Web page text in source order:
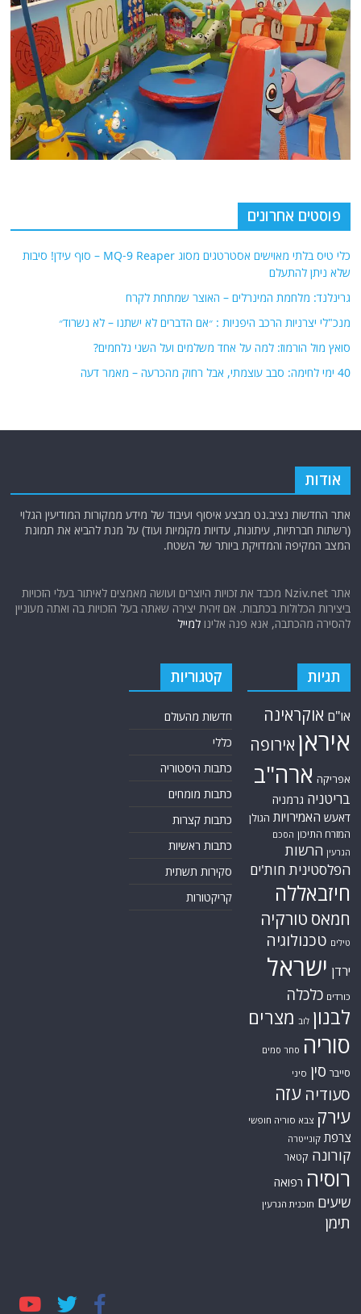
פוסטים אחרונים
כלי טיס בלתי מאוישים אסטרטגים מסוג MQ-9 Reaper – סוף עידן! סיבות
שלא ניתן להתעלם
גרינלנד: מלחמת המינרלים – האוצר שמתחת לקרח
מנכ"לי יצרניות הרכב היפניות : ״אם הדברים לא ישתנו – לא נשרוד״
סואץ מול הורמוז: למה על אחד משלמים ועל השני נלחמים?
40 ימי לחימה: סבב עוצמתי, אבל רחוק מהכרעה – מאמר דעה
אודות
אתר החדשות נציב.נט מבצע איסוף ועיבוד של מידע ממקורות המודיעין הגלוי
(רשתות חברתיות, עיתונות, עדויות מקומיות ועוד) על מנת להביא את תמונת
המצב המקיפה והמדויקת ביותר של השטח.
אתר Nziv.net מכבד את זכויות היוצרים ועושה מאמצים לאיתור בעלי הזכויות
ביצירות הכלולות בכתבות. אם זיהית יצירה שאתה בעל הזכויות בה ואתה מעוניין
להסירה מהכתבה, אנא פנה אלינולמייל
תגיות
או"ם אוקראינה
איראן אירופה
אפריקה ארה"ב
בריטניה גרמניה
דאעש האמירויות הגולן
המזרח התיכון הסכם
הגרעין הרשות
הפלסטינית חות'ים
חיזבאללה
חמאס טורקיה
טילים טכנולוגיה
ירדן ישראל
כורדים כלכלה
לבנון לוב מצרים
סוריה סחר סמים
סייבר סין סיני
סעודיה עזה
עירק צבא סוריה חופשי
צרפת קונייטרה
קורונה קטאר
רוסיה רפואה
שיעים תוכנית הגרעין
תימן
קטגוריות
חדשות מהעולם
כללי
כתבות היסטוריה
כתבות מומחים
כתבות קצרות
כתבות ראשיות
סקירות תשתית
קריקטורות